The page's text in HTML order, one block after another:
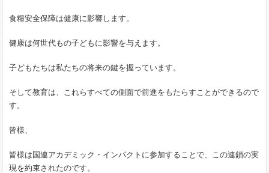
食糧安全保障は健康に影響します。
健康は何世代もの子どもに影響を与えます。
子どもたちは私たちの将来の鍵を握っています。
そして教育は、これらすべての側面で前進をもたらすことができるので
す。
皆様、
皆様は国連アカデミック・インパクトに参加することで、この連鎖の実
現を約束されたのです。